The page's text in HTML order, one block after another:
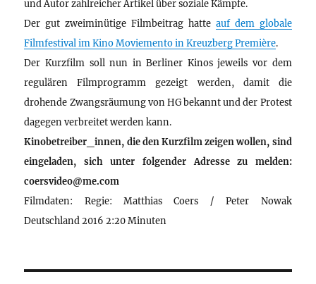
und Autor zahlreicher Artikel über soziale Kämpfe.
Der gut zweiminütige Filmbeitrag hatte auf dem globale
Filmfestival im Kino Moviemento in Kreuzberg Première.
Der Kurzfilm soll nun in Berliner Kinos jeweils vor dem
regulären Filmprogramm gezeigt werden, damit die
drohende Zwangsräumung von HG bekannt und der Protest
dagegen verbreitet werden kann.
Kinobetreiber_innen, die den Kurzfilm zeigen wollen, sind
eingeladen, sich unter folgender Adresse zu melden:
coersvideo@me.com
Filmdaten: Regie: Matthias Coers / Peter Nowak
Deutschland 2016 2:20 Minuten